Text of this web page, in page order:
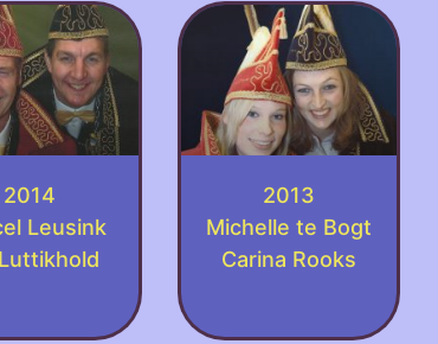
2014
Leusink
2013
Michelle te Bogt
Carina Rooks